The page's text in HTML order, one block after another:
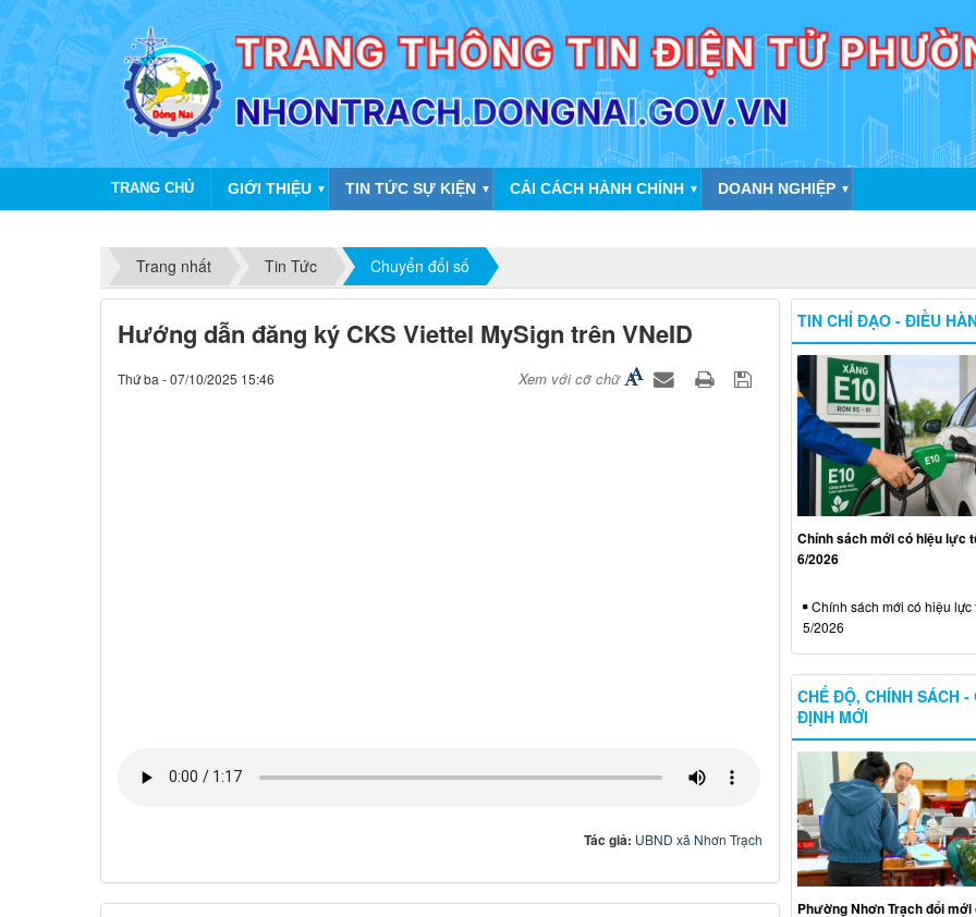
TRANG CHỦ GIỚI THIỆU ▼ TIN TỨC SỰ KIỆN ▼ CẢI CÁCH HÀNH CHÍNH ▼ DOANH NGHIỆP ▼
Trang nhất Tin Tức Chuyển đổi số
Hướng dẫn đăng ký CKS Viettel MySign trên VNeID
Thứ ba - 07/10/2025 15:46 Xem với cỡ chữ
Tác giả: UBND xã Nhơn Trạch
TIN CHỈ ĐẠO - ĐIỀU
Chính sách mới có hiệu lực
6/2026
Chính sách mới có hiệu lực
5/2026
CHẾ ĐỘ, CHÍNH SÁCH -
ĐỊNH MỚI
Phường Nhơn Trạch đổi